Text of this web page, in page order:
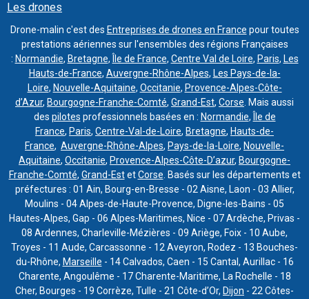
Les drones
Drone-malin c'est des Entreprises de drones en France pour toutes
prestations aériennes sur l'ensembles des régions Françaises
: Normandie, Bretagne, Île de France, Centre Val de Loire, Paris, Les
Hauts-de-France, Auvergne-Rhône-Alpes, Les Pays-de-la-
Loire, Nouvelle-Aquitaine, Occitanie, Provence-Alpes-Côte-
d’Azur, Bourgogne-Franche-Comté, Grand-Est, Corse . Mais aussi
des pilotes professionnels basées en : Normandie,
Île de
France, Paris, Centre-Val-de-Loire, Bretagne, Hauts-de-
France, Auvergne-Rhône-Alpes, Pays-de-la-Loire, Nouvelle-
Aquitaine, Occitanie, Provence-Alpes-Côte-D’azur, Bourgogne-
Franche-Comté, Grand-EstetCorse . Basés sur les départements et
préfectures : 01 Ain, Bourg-en-Bresse - 02 Aisne, Laon - 03 Allier,
Moulins - 04 Alpes-de-Haute-Provence, Digne-les-Bains - 05
Hautes-Alpes, Gap - 06 Alpes-Maritimes, Nice - 07 Ardèche, Privas -
08 Ardennes, Charleville-Mézières - 09 Ariège, Foix - 10 Aube,
Troyes - 11 Aude, Carcassonne - 12 Aveyron, Rodez - 13 Bouches-
du-Rhône, Marseille - 14 Calvados, Caen - 15 Cantal, Aurillac - 16
Charente, Angoulême - 17 Charente-Maritime, La Rochelle - 18
Cher, Bourges - 19 Corrèze, Tulle - 21 Côte-d’Or, Dijon - 22 Côtes-